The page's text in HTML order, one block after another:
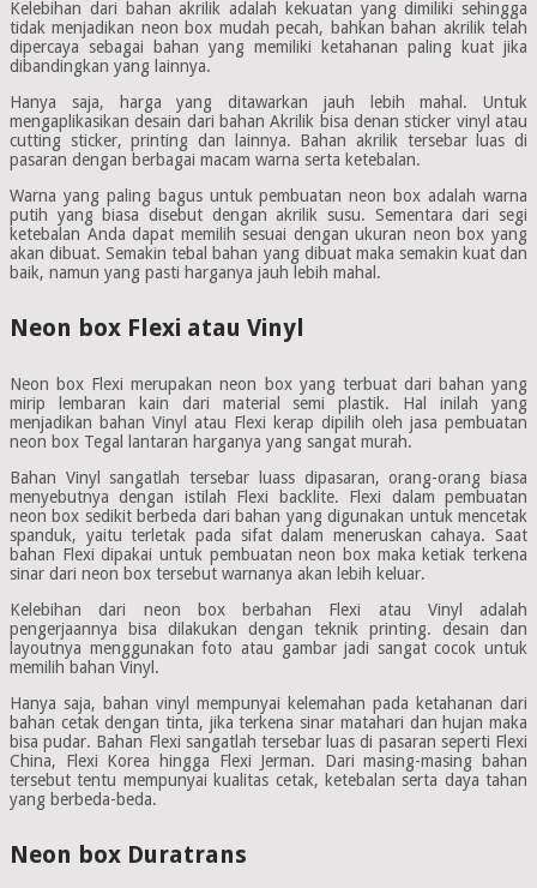
Kelebihan dari bahan akrilik adalah kekuatan yang dimiliki sehingga
tidak menjadikan neon box mudah pecah, bahkan bahan akrilik telah
dipercaya sebagai bahan yang memiliki ketahanan paling kuat jika
dibandingkan yang lainnya.
Hanya saja, harga yang ditawarkan jauh lebih mahal. Untuk
mengaplikasikan desain dari bahan Akrilik bisa denan sticker vinyl atau
cutting sticker, printing dan lainnya. Bahan akrilik tersebar luas di
pasaran dengan berbagai macam warna serta ketebalan.
Warna yang paling bagus untuk pembuatan neon box adalah warna
putih yang biasa disebut dengan akrilik susu. Sementara dari segi
ketebalan Anda dapat memilih sesuai dengan ukuran neon box yang
akan dibuat. Semakin tebal bahan yang dibuat maka semakin kuat dan
baik, namun yang pasti harganya jauh lebih mahal.
Neon box Flexi atau Vinyl
Neon box Flexi merupakan neon box yang terbuat dari bahan yang
mirip lembaran kain dari material semi plastik. Hal inilah yang
menjadikan bahan Vinyl atau Flexi kerap dipilih oleh jasa pembuatan
neon box Tegal lantaran harganya yang sangat murah.
Bahan Vinyl sangatlah tersebar luass dipasaran, orang-orang biasa
menyebutnya dengan istilah Flexi backlite. Flexi dalam pembuatan
neon box sedikit berbeda dari bahan yang digunakan untuk mencetak
spanduk, yaitu terletak pada sifat dalam meneruskan cahaya. Saat
bahan Flexi dipakai untuk pembuatan neon box maka ketiak terkena
sinar dari neon box tersebut warnanya akan lebih keluar.
Kelebihan dari neon box berbahan Flexi atau Vinyl adalah
pengerjaannya bisa dilakukan dengan teknik printing. desain dan
layoutnya menggunakan foto atau gambar jadi sangat cocok untuk
memilih bahan Vinyl.
Hanya saja, bahan vinyl mempunyai kelemahan pada ketahanan dari
bahan cetak dengan tinta, jika terkena sinar matahari dan hujan maka
bisa pudar. Bahan Flexi sangatlah tersebar luas di pasaran seperti Flexi
China, Flexi Korea hingga Flexi Jerman. Dari masing-masing bahan
tersebut tentu mempunyai kualitas cetak, ketebalan serta daya tahan
yang berbeda-beda.
Neon box Duratrans